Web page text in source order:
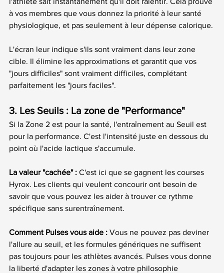
à vos membres que vous donnez la priorité à leur santé
physiologique, et pas seulement à leur dépense calorique.
L'écran leur indique s'ils sont vraiment dans leur zone
cible. Il élimine les approximations et garantit que vos
"jours difficiles" sont vraiment difficiles, complétant
parfaitement les "jours faciles".
3. Les Seuils : La zone de "Performance"
Si la Zone 2 est pour la santé, l'entraînement au Seuil est
pour la performance. C'est l'intensité juste en dessous du
point où l'acide lactique s'accumule.
La valeur "cachée" : C'est ici que se gagnent les courses
Hyrox. Les clients qui veulent concourir ont besoin de
savoir que vous pouvez les aider à trouver ce rythme
spécifique sans surentraînement.
Comment Pulses vous aide : Vous ne pouvez pas deviner
l'allure au seuil, et les formules génériques ne suffisent
pas toujours pour les athlètes avancés. Pulses vous donne
la liberté d'adapter les zones à votre philosophie